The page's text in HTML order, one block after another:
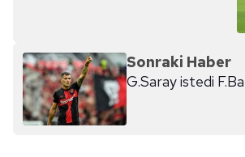
Sonraki Haber
G.Saray istedi